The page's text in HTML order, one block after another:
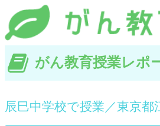
がん教育授業レポ
辰巳中学校で授業／東京都